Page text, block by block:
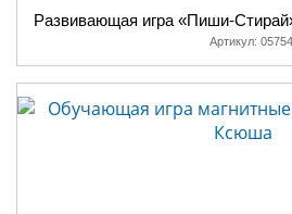
Развивающая игра «Пиши-
Артикул: 05754